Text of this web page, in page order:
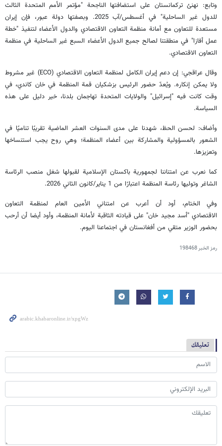
وتابع: نهنئ تركمانستان على استضافتها الناجحة "مؤتمر الأمم المتحدة الثالث
للدول غير الساحلية" في أغسطس/آب 2025. وبصفتها دولة عبور، فإن إيران
مستعدة للتعاون مع أمانة منظمة التعاون الاقتصادي والدول الأعضاء لتنفيذ "خطة
عمل أفازا" في منطقتنا لصالح جميع الدول الأعضاء السبع غير الساحلية في منظمة
التعاون الاقتصادي.
وقال عراقجي: إن دعم إيران الكامل لمنظمة التعاون الاقتصادي (ECO) غير مشروط
ولا يمكن إنكاره. ويُعدّ حضور الرئيس بزشكيان قمة المنظمة في خان كاندي، في
وقت كانت فيه "إسرائيل" والولايات المتحدة تهاجمان بلدنا، خير دليل على هذه
السياسة.
وأضاف: لحسن الحظ، شهدنا على مدى السنوات العشر الماضية تقريبًا تناميًا في
الشعور بالمسؤولية والمشاركة بين أعضاء المنظمة؛ وهي روح يجب استنساخها
وتعزيزها.
كما نعرب عن امتناننا لجمهورية باكستان الإسلامية لقبولها شغل منصب الرئاسة
الشاغر وتوليها رئاسة المنظمة اعتبارًا من 1 يناير/كانون الثاني 2026.
وفي الختام، أود أن أعرب عن امتناني الأمين العام لمنظمة التعاون
الاقتصادي "أسد مجيد خان" على قيادته الثاقبة لأمانة المنظمة، وأود أيضا أن أرحب
بحضور الوزير متقي من أفغانستان في اجتماعنا اليوم.
رمز الخبر198468
تعليقك